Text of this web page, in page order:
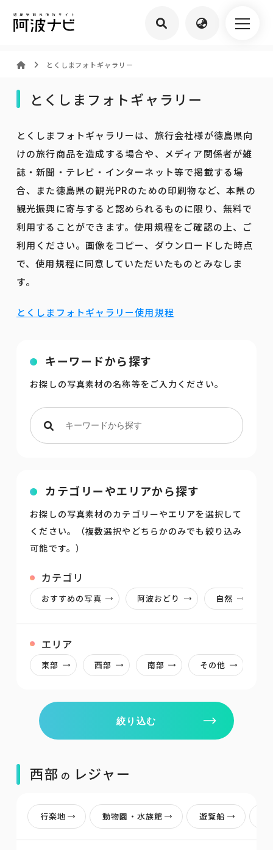
とくしまフォトギャラリー
とくしまフォトギャラリー
とくしまフォトギャラリーは、旅行会社様が徳島県向
けの旅行商品を造成する場合や、メディア関係者が雑
誌・新聞・テレビ・インターネット等で掲載する場
合、また徳島県の観光PRのための印刷物など、本県の
観光振興に寄与すると認められるものに限り、無料で
利用することができます。使用規程をご確認の上、ご
利用ください。画像をコピー、ダウンロードした時点
で、使用規程に同意していただいたものとみなしま
す。
とくしまフォトギャラリー使用規程
キーワードから探す
お探しの写真素材の名称等をご入力ください。
カテゴリーやエリアから探す
お探しの写真素材のカテゴリーやエリアを選択して
ください。（複数選択やどちらかのみでも絞り込み
可能です。）
カテゴリ
おすすめの写真 阿波おどり 自然
エリア
東部 西部 南部 その他
絞り込む
西部 の レジャー
行楽地 動物園・水族館 遊覧船